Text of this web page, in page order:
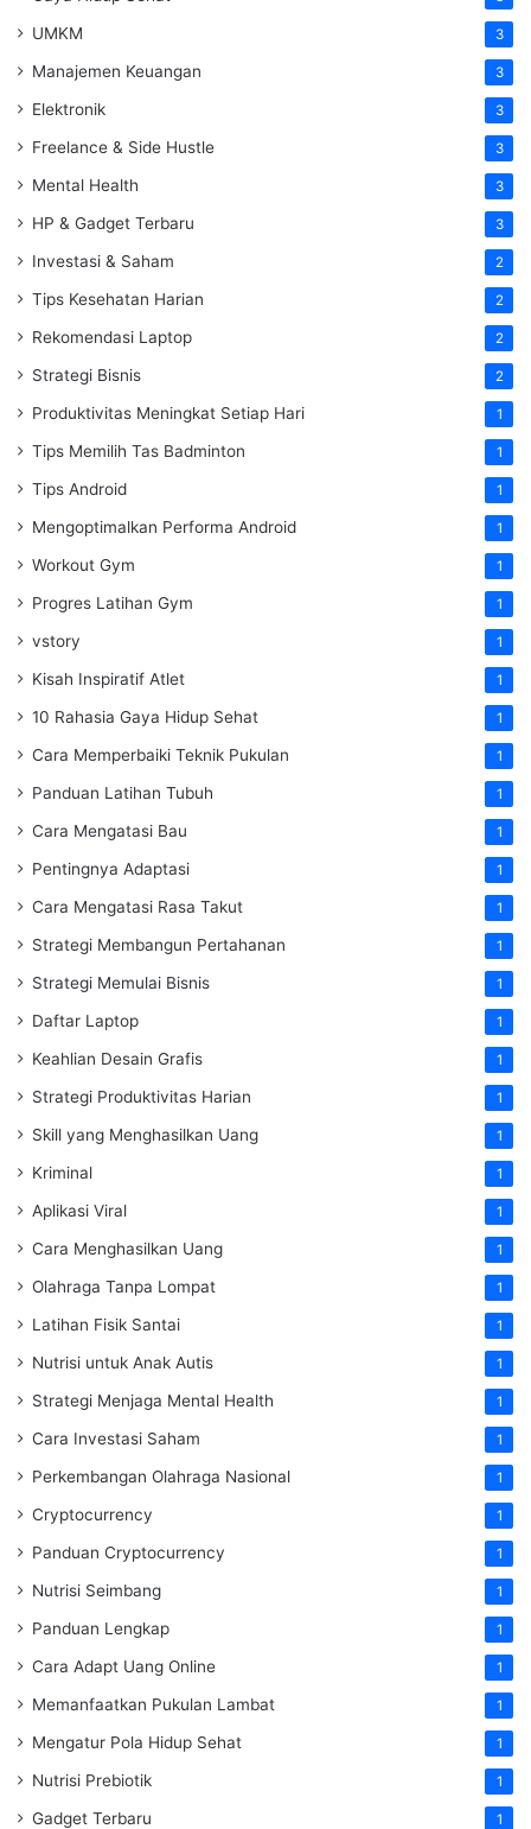
UMKM 3
Manajemen Keuangan 3
Elektronik 3
Freelance & Side Hustle 3
Mental Health 3
HP & Gadget Terbaru 3
Investasi & Saham 2
Tips Kesehatan Harian 2
Rekomendasi Laptop 2
Strategi Bisnis 2
Produktivitas Meningkat Setiap Hari 1
Tips Memilih Tas Badminton 1
Tips Android 1
Mengoptimalkan Performa Android 1
Workout Gym 1
Progres Latihan Gym 1
vstory 1
Kisah Inspiratif Atlet 1
10 Rahasia Gaya Hidup Sehat 1
Cara Memperbaiki Teknik Pukulan 1
Panduan Latihan Tubuh 1
Cara Mengatasi Bau 1
Pentingnya Adaptasi 1
Cara Mengatasi Rasa Takut 1
Strategi Membangun Pertahanan 1
Strategi Memulai Bisnis 1
Daftar Laptop 1
Keahlian Desain Grafis 1
Strategi Produktivitas Harian 1
Skill yang Menghasilkan Uang 1
Kriminal 1
Aplikasi Viral 1
Cara Menghasilkan Uang 1
Olahraga Tanpa Lompat 1
Latihan Fisik Santai 1
Nutrisi untuk Anak Autis 1
Strategi Menjaga Mental Health 1
Cara Investasi Saham 1
Perkembangan Olahraga Nasional 1
Cryptocurrency 1
Panduan Cryptocurrency 1
Nutrisi Seimbang 1
Panduan Lengkap 1
Cara Adapt Uang Online 1
Memanfaatkan Pukulan Lambat 1
Mengatur Pola Hidup Sehat 1
Nutrisi Prebiotik 1
Gadget Terbaru 1